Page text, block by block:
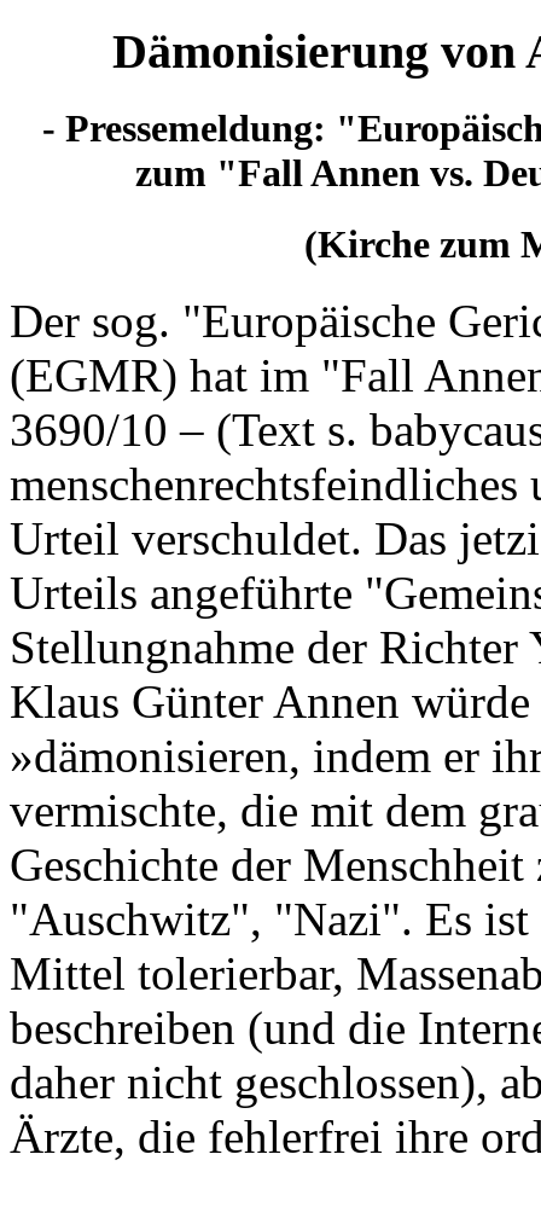
Dämonisierung von
- Pressemeldung:
zum "Fall Annen vs.
(Kirche zum
Der sog. "Europäische
(EGMR) hat im "Fall
3690/10 – (Text s.
menschenrechtsfeindliches
Urteil verschuldet. Das
Urteils angeführte
Stellungnahme der
Klaus Günter Annen
»dämonisieren, indem er
vermischte, die mit dem
Geschichte der
"Auschwitz", "Nazi". Es ist
Mittel tolerierbar,
beschreiben (und die
daher nicht geschlossen),
Ärzte, die fehlerfrei ihre